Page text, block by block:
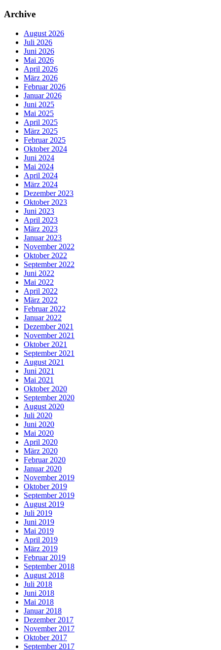
Archive
August 2026
Juli 2026
Juni 2026
Mai 2026
April 2026
März 2026
Februar 2026
Januar 2026
Juni 2025
Mai 2025
April 2025
März 2025
Februar 2025
Oktober 2024
Juni 2024
Mai 2024
April 2024
März 2024
Dezember 2023
Oktober 2023
Juni 2023
April 2023
März 2023
Januar 2023
November 2022
Oktober 2022
September 2022
Juni 2022
Mai 2022
April 2022
März 2022
Februar 2022
Januar 2022
Dezember 2021
November 2021
Oktober 2021
September 2021
August 2021
Juni 2021
Mai 2021
Oktober 2020
September 2020
August 2020
Juli 2020
Juni 2020
Mai 2020
April 2020
März 2020
Februar 2020
Januar 2020
November 2019
Oktober 2019
September 2019
August 2019
Juli 2019
Juni 2019
Mai 2019
April 2019
März 2019
Februar 2019
September 2018
August 2018
Juli 2018
Juni 2018
Mai 2018
Januar 2018
Dezember 2017
November 2017
Oktober 2017
September 2017